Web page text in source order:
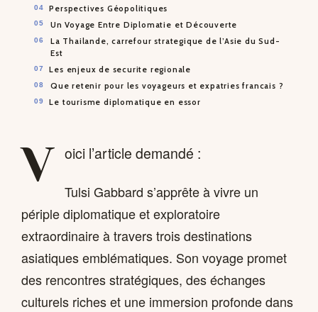
Perspectives Géopolitiques
Un Voyage Entre Diplomatie et Découverte
La Thailande, carrefour strategique de l’Asie du Sud-
Est
Les enjeux de securite regionale
Que retenir pour les voyageurs et expatries francais ?
Le tourisme diplomatique en essor
V oici l’article demandé :
Tulsi Gabbard s’apprête à vivre un
périple diplomatique et exploratoire
extraordinaire à travers trois destinations
asiatiques emblématiques. Son voyage promet
des rencontres stratégiques, des échanges
culturels riches et une immersion profonde dans